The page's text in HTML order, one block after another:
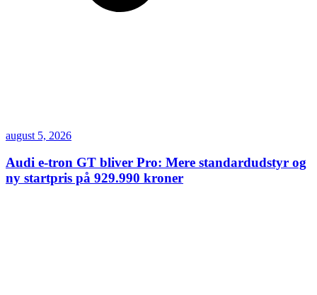
august 5, 2026
Audi e-tron GT bliver Pro: Mere standardudstyr og
ny startpris på 929.990 kroner